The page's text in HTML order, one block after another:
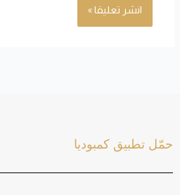
حمّل تطبيق كمبوديا